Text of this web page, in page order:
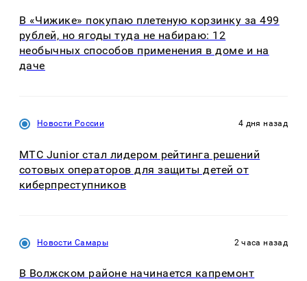
В «Чижике» покупаю плетеную корзинку за 499
рублей, но ягоды туда не набираю: 12
необычных способов применения в доме и на
даче
Новости России 4 дня назад
МТС Junior стал лидером рейтинга решений
сотовых операторов для защиты детей от
киберпреступников
Новости Самары 2 часа назад
В Волжском районе начинается капремонт